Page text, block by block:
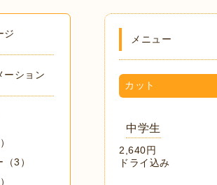
メニュー
カット
中学生
2,640円
ドライ込み
ジ
ーション
3）